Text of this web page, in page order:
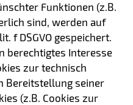
Funktionen (z.B.
sind, werden auf
f DSGVO gespeichert.
berechtigtes Interesse
zur technisch
Bereitstellung seiner
(z.B. Cookies zur